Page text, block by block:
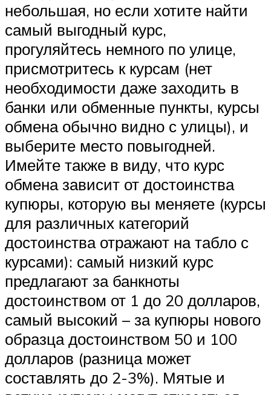
небольшая, но если хотите найти
самый выгодный курс,
прогуляйтесь немного по улице,
присмотритесь к курсам (нет
необходимости даже заходить в
банки или обменные пункты, курсы
обмена обычно видно с улицы), и
выберите место повыгодней.
Имейте также в виду, что курс
обмена зависит от достоинства
купюры, которую вы меняете (курсы
для различных категорий
достоинства отражают на табло с
курсами): самый низкий курс
предлагают за банкноты
достоинством от 1 до 20 долларов,
самый высокий – за купюры нового
образца достоинством 50 и 100
долларов (разница может
составлять до 2-3%). Мятые и